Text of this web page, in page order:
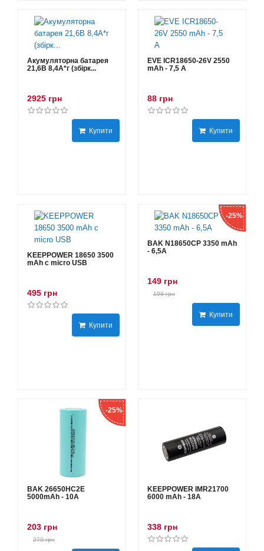
Акумуляторна батарея
21,6В 8,4A*г (збірк...
2925 грн
Купити
EVE ICR18650-26V 2550
mAh - 7,5 А
88 грн
Купити
KEEPPOWER 18650 3500
mAh с micro USB
495 грн
Купити
-25%
BAK N18650CP 3350 mAh
- 6,5А
149 грн
198 грн
Купити
-25%
BAK 26650HC2E
5000mAh - 10А
203 грн
270 грн
KEEPPOWER IMR21700
6000 mAh - 18А
338 грн